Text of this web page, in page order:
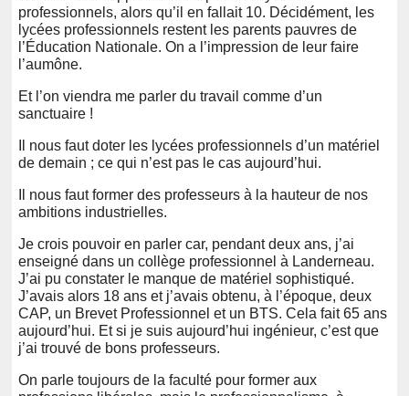
professionnels, alors qu’il en fallait 10. Décidément, les
lycées professionnels restent les parents pauvres de
l’Éducation Nationale. On a l’impression de leur faire
l’aumône.
Et l’on viendra me parler du travail comme d’un
sanctuaire !
Il nous faut doter les lycées professionnels d’un matériel
de demain ; ce qui n’est pas le cas aujourd’hui.
Il nous faut former des professeurs à la hauteur de nos
ambitions industrielles.
Je crois pouvoir en parler car, pendant deux ans, j’ai
enseigné dans un collège professionnel à Landerneau.
J’ai pu constater le manque de matériel sophistiqué.
J’avais alors 18 ans et j’avais obtenu, à l’époque, deux
CAP, un Brevet Professionnel et un BTS. Cela fait 65 ans
aujourd’hui. Et si je suis aujourd’hui ingénieur, c’est que
j’ai trouvé de bons professeurs.
On parle toujours de la faculté pour former aux